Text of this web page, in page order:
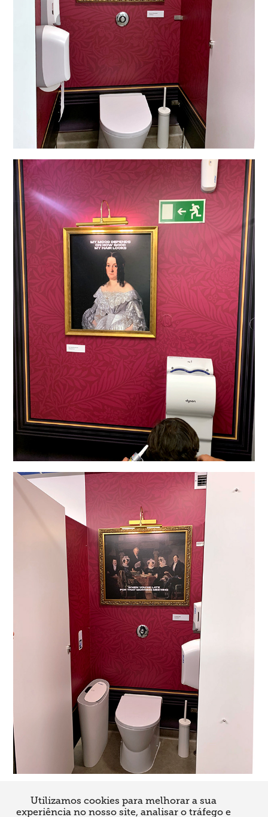
↑ Back to Top
Utilizamos cookies para melhorar a sua
experiência no nosso site, analisar o tráfego e